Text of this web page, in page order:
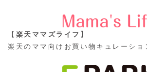
【 楽天ママズライフ】
楽天のママ向けお買い物キュレーショ